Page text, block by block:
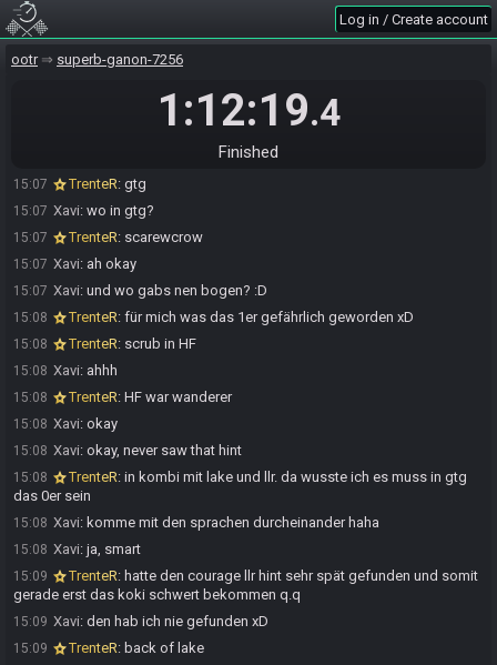
Log in / Create account
ootr superb-ganon-7256
1:12:19.4
Finished
15:06
15:06 Xavi has forfeited from the race.
which one?
15:07 TrenteR: gtg
15:07 Xavi: wo in gtg?
15:07 TrenteR: scarewcrow
15:07 Xavi: ah okay
15:07 Xavi: und wo gabs nen bogen? :D
15:08 TrenteR: für mich was das 1er gefährlich geworden xD
15:08 TrenteR: scrub in HF
15:08 Xavi: ahhh
15:08 TrenteR: HF war wanderer
15:08 Xavi: okay
15:08 Xavi: okay, never saw that hint
15:08 TrenteR: in kombi mit lake und llr. da wusste ich es muss in gtg
das 0er sein
15:08 Xavi: komme mit den sprachen durcheinander haha
15:08 Xavi: ja, smart
15:09 TrenteR: hatte den courage llr hint sehr spät gefunden und somit
gerade erst das koki schwert bekommen q.q
15:09 Xavi: den hab ich nie gefunden xD
15:09 TrenteR: back of lake